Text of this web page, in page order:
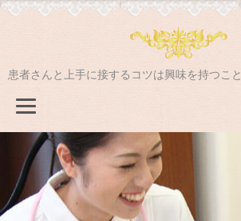
患者さんと上手に接するコツは興味を持つこと